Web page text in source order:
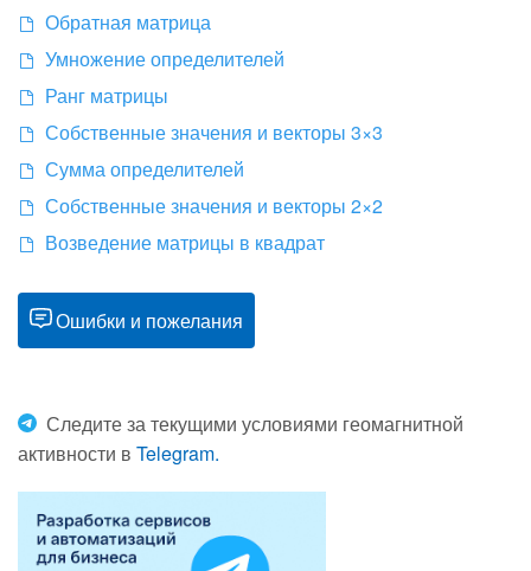
Обратная матрица
Умножение определителей
Ранг матрицы
Собственные значения и векторы 3×3
Сумма определителей
Собственные значения и векторы 2×2
Возведение матрицы в квадрат
Ошибки и пожелания
Следите за текущими условиями геомагнитной
активности в Telegram.